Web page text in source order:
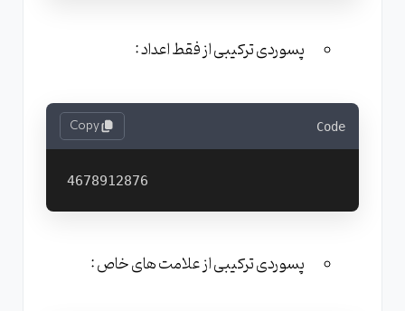
پسوردی ترکیبی از فقط اعداد :
Code
Copy
پسوردی ترکیبی از علامت های خاص :